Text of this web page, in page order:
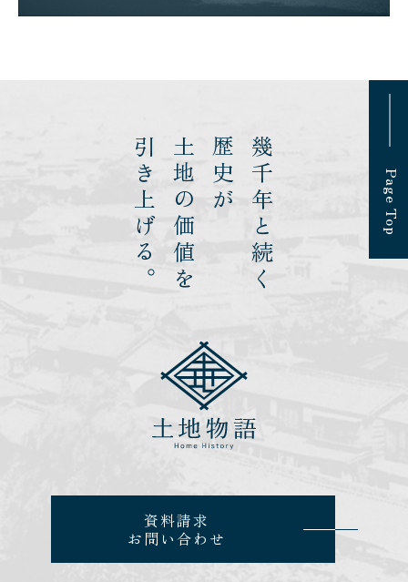
幾千年と続く
歴史が
土地の価値を
引き上げる。
資料請求
お問い合わせ
Page Top